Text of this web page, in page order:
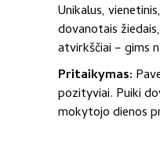
Unikalus,
dovanotais
atvirkščiai – gims
Pritaikymas:
pozityviai. Puiki
mokytojo dienos